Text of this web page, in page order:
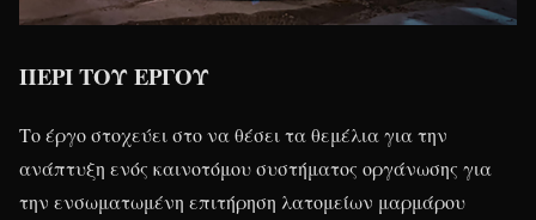
ΠΕΡΙ ΤΟΥ ΕΡΓΟΥ
Το έργο στοχεύει στο να θέσει τα θεμέλια για την
ανάπτυξη ενός καινοτόμου συστήματος οργάνωσης για
την ενσωματωμένη επιτήρηση λατομείων μαρμάρου